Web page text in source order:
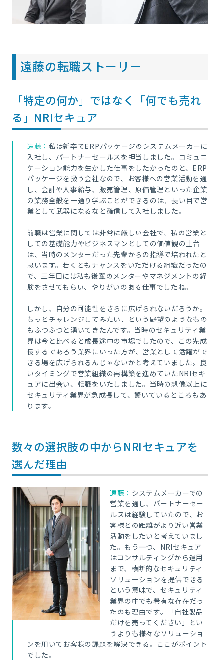
遠藤の転職ストーリー
「特定の何か」ではなく「何でも売れ
る」NRIセキュア
遠藤： 私は新卒でERPパッケージのシステムメーカーに
入社し、パートナーセールスを担当しました。コミュニ
ケーション能力を生かした仕事をしたかったのと、ERP
パッケージを扱う会社なので、お客様への営業活動を通
し、会計や人事給与、販売管理、原価管理といった企業
の業務全般を一通り学ぶことができるのは、長い目で営
業として武器になるなと確信して入社しました。
前職は営業に関しては非常に厳しい会社で、私の営業と
しての基礎能力やビジネスマンとしての価値観の土台
は、当時のメンターだった先輩からの指導で培われたと
思います。若くともチャンスをいただける組織だったの
で、三年目には私も後輩のメンターやマネジメントの経
験をさせてもらい、やりがいのある仕事でしたね。
しかし、自分の可能性をさらに広げられないだろうか。
もっとチャレンジしてみたい、という野望のようなもの
もふつふつと湧いてきたんです。当時のセキュリティ業
界は今と比べると成長途中の市場でしたので、この先成
長するであろう業界にいった方が、営業として活躍がで
きる場を広げられるんじゃないかと考えていました。良
いタイミングで営業組織の再構築を進めていたNRIセキ
ュアに出会い、転職をいたしました。当時の想像以上に
セキュリティ業界が急成長して、驚いているところもあ
ります。
数々の選択肢の中からNRIセキュアを
選んだ理由
遠藤： システムメーカーでの
営業を通し、パートナーセー
ルスは経験していたので、お
客様との距離がより近い営業
活動をしたいと考えていまし
た。もう一つ、NRIセキュア
はコンサルティングから運用
まで、横断的なセキュリティ
ソリューションを提供できる
という意味で、セキュリティ
業界の中でも希有な存在だっ
たのも理由です。「自社製品
だけを売ってください」とい
うよりも様々なソリューショ
ンを用いてお客様の課題を解決できる。ここがポイント
でした。